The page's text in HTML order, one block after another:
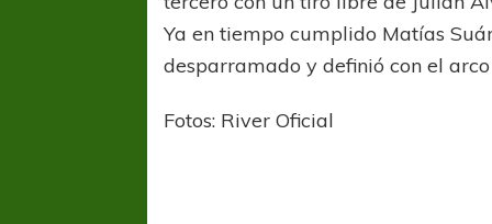
Ya en tiempo cumplido Matías
desparramado y definió con el
Fotos: River Oficial
COPA SUDAMERICANA TIGRE
A pesar de la derrota Tigre avanzó a